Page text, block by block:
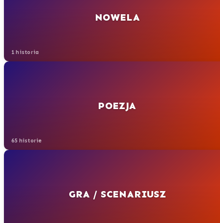
NOWELA
1 historia
POEZJA
65 historie
GRA / SCENARIUSZ